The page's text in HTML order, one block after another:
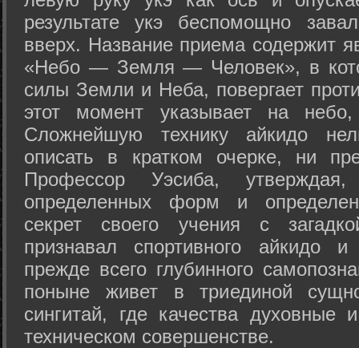
результате укэ беспомощно
вверх. Название приема содержит
«Небо — Земля — Человек», в
силы Земли и Неба, повергает
этот момент указывает на
Сложнейшую технику айкидо
описать в кратком очерке, ни
Профессор Уэсиба,
определенных форм и
секрет своего учения с
признавал спортивного айкидо
прежде всего глубинного
поныне живет в триединой
сингитай, где качества духовные
техническом совершенстве.